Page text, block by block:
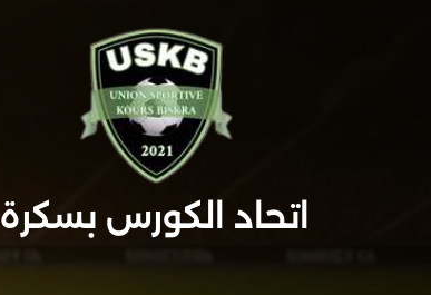
اتحاد الكورس بسكرة